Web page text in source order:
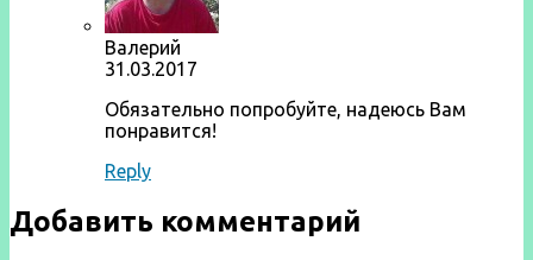
Валерий
31.03.2017
Обязательно попробуйте, надеюсь Вам
понравится!
Reply
Добавить комментарий